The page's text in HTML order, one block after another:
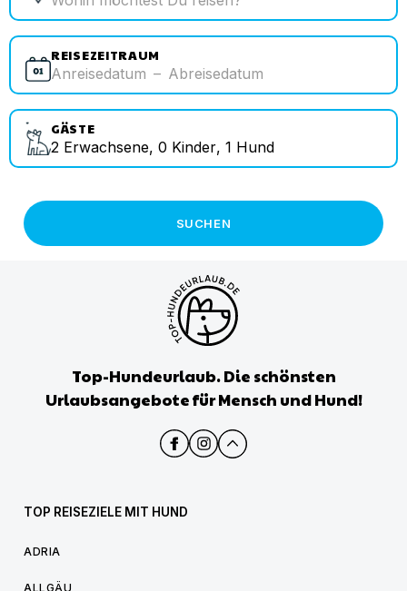
REISEZEITRAUM
Anreisedatum – Abreisedatum
GÄSTE
2 Erwachsene, 0 Kinder, 1 Hund
SUCHEN
Top-Hundeurlaub. Die schönsten
Urlaubsangebote für Mensch und Hund!
TOP REISEZIELE MIT HUND
ADRIA
ALLGÄU